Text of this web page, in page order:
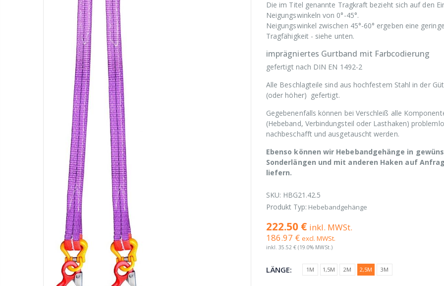
Die im Titel genannte Tragkraft bezieht sich auf den
Neigungswinkeln von 0°-45°.
Neigungswinkel zwischen 45°-60° ergeben eine
Tragfähigkeit - siehe unten.
imprägniertes Gurtband mit Farbcodierung
gefertigt nach DIN EN 1492-2
Alle Beschlagteile sind aus hochfestem Stahl in der
(oder höher) gefertigt.
Gegebenenfalls können bei Verschleiß alle
(Hebeband, Verbindungsteil oder Lasthaken)
nachbeschafft und ausgetauscht werden.
Ebenso können wir Hebebandgehänge in
Sonderlängen und mit anderen Haken auf
liefern.
SKU: HBG21.42.5
Produkt Typ: Hebebandgehänge
222.50 € inkl. MWSt.
186.97 € excl. MWSt.
inkl. 35.52 € (19.0% MWSt.)
LÄNGE: 1M 1,5M 2M 2,5M 3M